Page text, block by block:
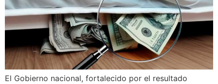
El Gobierno nacional, fortalecido por el resultado